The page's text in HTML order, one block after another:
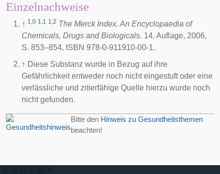
Einzelnachweise
↑ 1,0 1,1 1,2 The Merck Index. An Encyclopaedia of
Chemicals, Drugs and Biologicals. 14. Auflage, 2006,
S. 853–854, ISBN 978-0-911910-00-1.
↑ Diese Substanz wurde in Bezug auf ihre
Gefährlichkeit entweder noch nicht eingestuft oder eine
verlässliche und zitierfähige Quelle hierzu wurde noch
nicht gefunden.
Bitte den Hinweis zu Gesundheitsthemen
beachten!